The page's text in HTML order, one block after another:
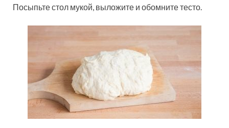
Посыпьте стол мукой, выложите и обомните тесто.